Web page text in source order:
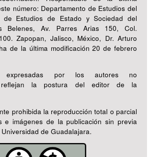
número: Departamento de Estudios del
de Estudios de Estado y Sociedad del
Belenes, Av. Parres Arias 150, Col.
Zapopan, Jalisco, México, Dr. Arturo
de la última modificación 20 de febrero
expresadas por los autores no
reflejan la postura del editor de la
prohibida la reproducción total o parcial
e imágenes de la publicación sin previa
de Guadalajara.